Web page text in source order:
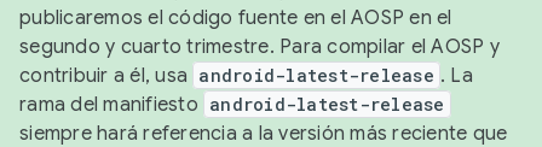
publicaremos el código fuente en el AOSP en el
segundo y cuarto trimestre. Para compilar el AOSP y
contribuir a él, usa android-latest-release . La
rama del manifiesto android-latest-release
siempre hará referencia a la versión más reciente que